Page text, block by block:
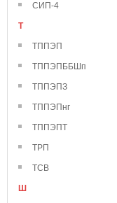
СИП-4
Т
ТППЭП
ТППЭПББШп
ТППЭПЗ
ТППЭПнг
ТППЭПТ
ТРП
ТСВ
Ш